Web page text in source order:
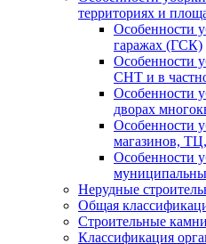
территориях и
Особенности
гаражах (ГСК)
Особенности
СНТ и в
Особенности
дворах
Особенности
магазинов,
Особенности
Нерудные
Общая
Строительные камни
Классификация